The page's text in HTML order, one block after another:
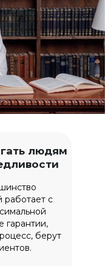
людям
с
гарантии,
берут